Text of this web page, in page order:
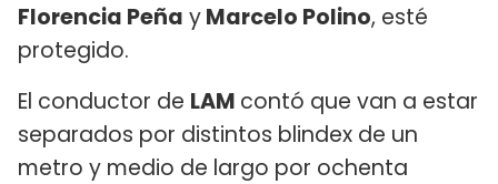
Florencia Peña yMarcelo Polino, esté
protegido.
El conductor de LAM contó que van a estar
separados por distintos blindex de un
metro y medio de largo por ochenta